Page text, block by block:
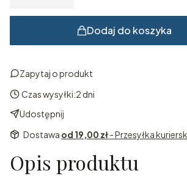
Dodaj do koszyka
Zapytaj o produkt
Czas wysyłki:2 dni
Udostępnij
Dostawa od 19,00 zł- Przesyłka
Opis produktu